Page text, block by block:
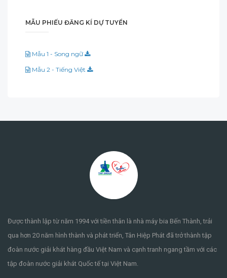
MẪU PHIẾU ĐĂNG KÍ DỰ TUYỂN
Mẫu 1 - Song ngữ
Mẫu 2 - Tiếng Việt
Được thành lập từ năm 1994 với tiền thân là nhà máy bia Bến Thành, trải
qua hơn 20 năm hình thành và phát triển, Tân Hiệp Phát đã trở thành tập
đoàn nước giải khát hàng đầu Việt Nam và cạnh tranh ngang tầm với các
tập đoàn nước giải khát Quốc tế tại Việt Nam.